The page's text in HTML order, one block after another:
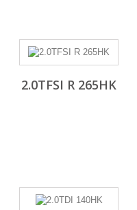
2.0TFSI R 265HK